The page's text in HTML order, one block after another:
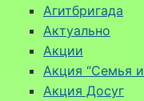
Агитбригада
Актуально
Акции
Акция “Семья
Акция Досуг